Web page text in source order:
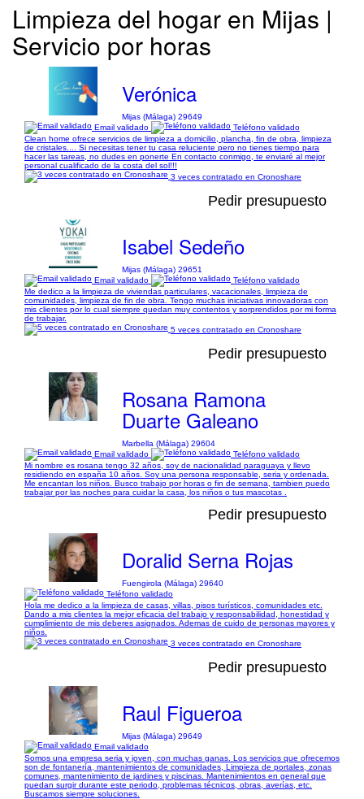
Limpieza del hogar en Mijas |
Servicio por horas
Verónica
Mijas (Málaga) 29649
Email validado
Teléfono validado
Clean home ofrece servicios de limpieza a domicilio, plancha, fin de obra, limpieza
de cristales.... Si necesitas tener tu casa reluciente pero no tienes tiempo para
hacer las tareas, no dudes en ponerte En contacto conmigo, te enviaré al mejor
personal cualificado de la costa del sol!!!
3 veces contratado en Cronoshare
Pedir presupuesto
Isabel Sedeño
Mijas (Málaga) 29651
Email validado
Teléfono validado
Me dedico a la limpieza de viviendas particulares, vacacionales, limpieza de
comunidades, limpieza de fin de obra. Tengo muchas iniciativas innovadoras con
mis clientes por lo cual siempre quedan muy contentos y sorprendidos por mi forma
de trabajar.
5 veces contratado en Cronoshare
Pedir presupuesto
Rosana Ramona
Duarte Galeano
Marbella (Málaga) 29604
Email validado
Teléfono validado
Mi nombre es rosana tengo 32 años, soy de nacionalidad paraguaya y llevo
residiendo en españa 10 años. Soy una persona responsable, seria y ordenada.
Me encantan los niños. Busco trabajo por horas o fin de semana, tambien puedo
trabajar por las noches para cuidar la casa, los niños o tus mascotas .
Pedir presupuesto
Doralid Serna Rojas
Fuengirola (Málaga) 29640
Teléfono validado
Hola me dedico a la limpieza de casas, villas, pisos turísticos, comunidades etc.
Dando a mis clientes la mejor eficacia del trabajo y responsabilidad, honestidad y
cumplimiento de mis deberes asignados. Ademas de cuido de personas mayores y
niños.
3 veces contratado en Cronoshare
Pedir presupuesto
Raul Figueroa
Mijas (Málaga) 29649
Email validado
Somos una empresa seria y joven, con muchas ganas. Los servicios que ofrecemos
son de fontanería, mantenimientos de comunidades, Limpieza de portales, zonas
comunes, mantenimiento de jardines y piscinas. Mantenimientos en general que
puedan surgir durante este periodo, problemas técnicos, obras, averías, etc.
Buscamos siempre soluciones.